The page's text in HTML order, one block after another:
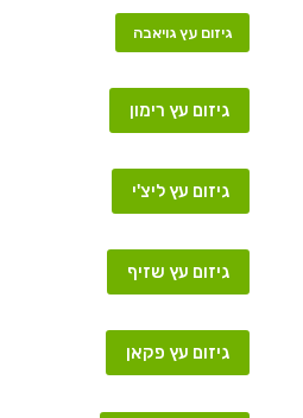
גיזום עץ גויאבה
גיזום עץ רימון
גיזום עץ ליצ'י
גיזום עץ שזיף
גיזום עץ פקאן